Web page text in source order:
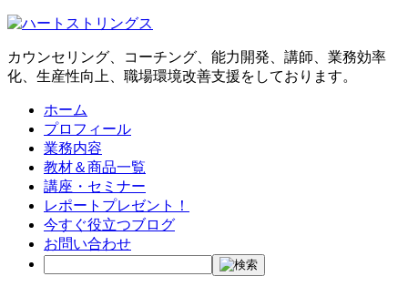
カウンセリング、コーチング、能力開発、講師、業務効率
化、生産性向上、職場環境改善支援をしております。
ホーム
プロフィール
業務内容
教材＆商品一覧
講座・セミナー
レポートプレゼント！
今すぐ役立つブログ
お問い合わせ